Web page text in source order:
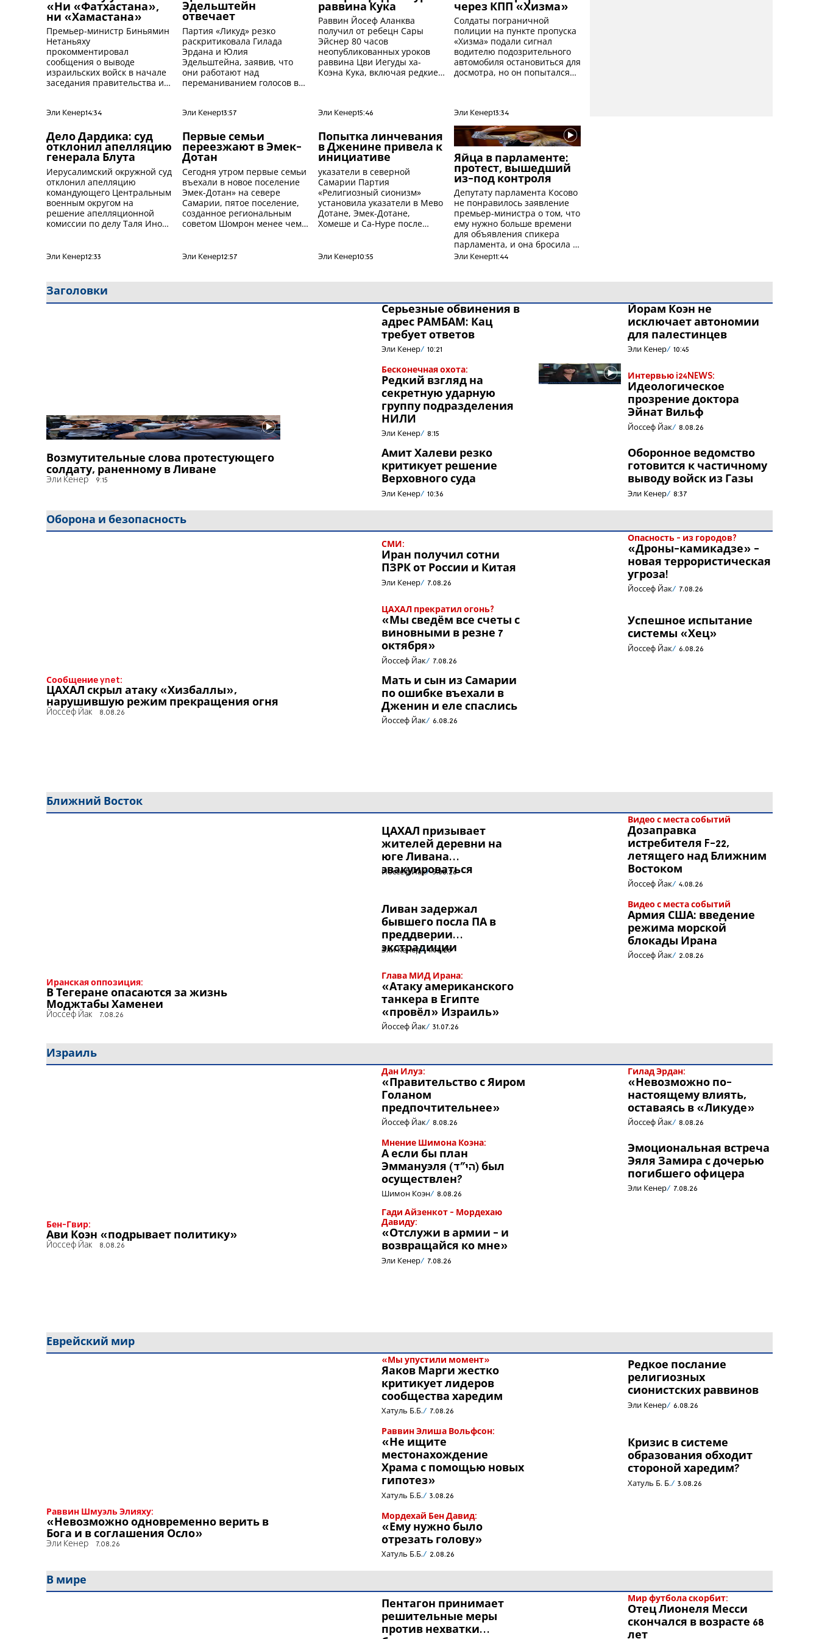
«Ни «Фатхастана»,
ни «Хамастана»
Премьер-министр Биньямин
Нетаньяху
прокомментировал
сообщения о выводе
израильских войск в начале
заседания правительства и
палестинское государство не
в Иудее и Самарии».
Эли Кенер14:34
Эдельштейн
отвечает
Партия «Ликуд» резко
раскритиковала Гилада
Эрдана и Юлия
Эдельштейна, заявив, что
они работают над
переманиванием голосов в
только создание широкого
правительства».
Эли Кенер13:57
раввина Кука
Раввин Йосеф Аланква
получил от ребецн Сары
Эйснер 80 часов
неопубликованных уроков
раввина Цви Иегуды ха-
Коэна Кука, включая редкие
Эли Кенер15:46
через КПП «Хизма»
Солдаты пограничной
полиции на пункте пропуска
«Хизма» подали сигнал
водителю подозрительного
автомобиля остановиться для
досмотра, но он попытался
автомобиль.
Эли Кенер13:34
Дело Дардика: суд
отклонил апелляцию
генерала Блута
Иерусалимский окружной суд
отклонил апелляцию
командующего Центральным
военным округом на
решение апелляционной
комиссии по делу Таля Инона
Эли Кенер12:33
Первые семьи
переезжают в Эмек-
Дотан
Сегодня утром первые семьи
въехали в новое поселение
Эмек-Дотан» на севере
Самарии, пятое поселение,
созданное региональным
советом Шомрон менее чем
Эли Кенер12:57
Попытка линчевания
в Дженине привела к
инициативе
указатели в северной
Самарии Партия
«Религиозный сионизм»
установила указатели в Мево
Дотане, Эмек-Дотане,
Хомеше и Са-Нуре после
Дженин.
Эли Кенер10:55
Яйца в парламенте:
протест, вышедший
из-под контроля
Депутату парламента Косово
не понравилось заявление
премьер-министра о том, что
ему нужно больше времени
для объявления спикера
парламента, и она бросила в
него 4 яйца.
Эли Кенер11:44
Заголовки
Возмутительные слова протестующего
солдату, раненному в Ливане
Эли Кенер 9:15
Серьезные обвинения в
адрес РАМБАМ: Кац
требует ответов
Эли Кенер 10:21
Йорам Коэн не
исключает автономии
для палестинцев
Эли Кенер 10:45
Бесконечная охота:
Редкий взгляд на
секретную ударную
группу подразделения
НИЛИ
Эли Кенер 8:15
Интервью i24NEWS:
Идеологическое
прозрение доктора
Эйнат Вильф
Йоссеф Йак 8.08.26
Амит Халеви резко
критикует решение
Верховного суда
Эли Кенер 10:36
Оборонное ведомство
готовится к частичному
выводу войск из Газы
Эли Кенер 8:37
Оборона и безопасность
Сообщение ynet:
ЦАХАЛ скрыл атаку «Хизбаллы»,
нарушившую режим прекращения огня
Йоссеф Йак 8.08.26
СМИ:
Иран получил сотни
ПЗРК от России и Китая
Эли Кенер 7.08.26
Опасность - из городов?
«Дроны-камикадзе» -
новая террористическая
угроза!
Йоссеф Йак 7.08.26
ЦАХАЛ прекратил огонь?
«Мы сведём все счеты с
виновными в резне 7
октября»
Йоссеф Йак 7.08.26
Успешное испытание
системы «Хец»
Йоссеф Йак 6.08.26
Мать и сын из Самарии
по ошибке въехали в
Дженин и еле спаслись
Йоссеф Йак 6.08.26
Ближний Восток
Иранская оппозиция:
В Тегеране опасаются за жизнь
Моджтабы Хаменеи
Йоссеф Йак 7.08.26
ЦАХАЛ призывает
жителей деревни на
юге Ливана
эвакуироваться
Йоссеф Йак 5.08.26
Видео с места событий
Дозаправка
истребителя F-22,
летящего над Ближним
Востоком
Йоссеф Йак 4.08.26
Ливан задержал
бывшего посла ПА в
преддверии
экстрадиции
Эли Кенер 4.08.26
Видео с места событий
Армия США: введение
режима морской
блокады Ирана
Йоссеф Йак 2.08.26
Глава МИД Ирана:
«Атаку американского
танкера в Египте
«провёл» Израиль»
Йоссеф Йак 31.07.26
Израиль
Бен-Гвир:
Ави Коэн «подрывает политику»
Йоссеф Йак 8.08.26
Дан Илуз:
«Правительство с Яиром
Голаном
предпочтительнее»
Йоссеф Йак 8.08.26
Гилад Эрдан:
«Невозможно по-
настоящему влиять,
оставаясь в «Ликуде»
Йоссеф Йак 8.08.26
Мнение Шимона Коэна:
А если бы план
Эммануэля (הי"ד) был
осуществлен?
Шимон Коэн 8.08.26
Эмоциональная встреча
Эяля Замира с дочерью
погибшего офицера
Эли Кенер 7.08.26
Гади Айзенкот - Мордехаю
Давиду:
«Отслужи в армии - и
возвращайся ко мне»
Эли Кенер 7.08.26
Еврейский мир
Раввин Шмуэль Элияху:
«Невозможно одновременно верить в
Бога и в соглашения Осло»
Эли Кенер 7.08.26
«Мы упустили момент»
Яаков Марги жестко
критикует лидеров
сообщества харедим
Хатуль Б.Б. 7.08.26
Редкое послание
религиозных
сионистских раввинов
Эли Кенер 6.08.26
Раввин Элиша Вольфсон:
«Не ищите
местонахождение
Храма с помощью новых
гипотез»
Хатуль Б.Б. 3.08.26
Кризис в системе
образования обходит
стороной харедим?
Хатуль Б. Б. 3.08.26
Мордехай Бен Давид:
«Ему нужно было
отрезать голову»
Хатуль Б.Б. 2.08.26
В мире
Пентагон принимает
решительные меры
против нехватки
Мир футбола скорбит:
Отец Лионеля Месси
скончался в возрасте 68
лет